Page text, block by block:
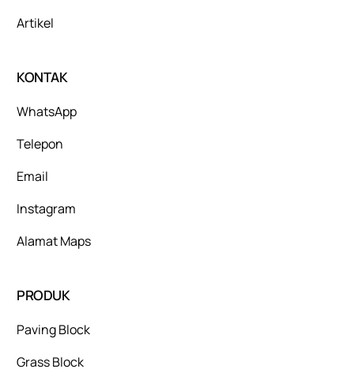
Artikel
KONTAK
WhatsApp
Telepon
Email
Instagram
Alamat Maps
PRODUK
Paving Block
Grass Block